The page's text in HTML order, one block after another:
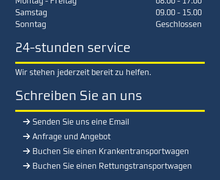
Samstag
09.00 - 15.00
Sonntag
Geschlossen
24-stunden service
Wir stehen jederzeit bereit zu helfen.
Schreiben Sie an uns
Senden Sie uns eine Email
Anfrage und Angebot
Buchen Sie einen Krankentransportwagen
Buchen Sie einen Rettungstransportwagen